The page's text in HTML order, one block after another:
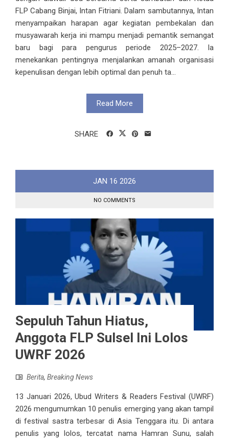
FLP Cabang Binjai, Intan Fitriani. Dalam sambutannya, Intan
menyampaikan harapan agar kegiatan pembekalan dan
musyawarah kerja ini mampu menjadi pemantik semangat
baru bagi para pengurus periode 2025–2027. Ia
menekankan pentingnya menjalankan amanah organisasi
kepenulisan dengan lebih optimal dan penuh ta...
Read More
SHARE
JAN 16 2026
NO COMMENTS
Sepuluh Tahun Hiatus,
Anggota FLP Sulsel Ini Lolos
UWRF 2026
Berita, Breaking News
13 Januari 2026, Ubud Writers & Readers Festival (UWRF)
2026 mengumumkan 10 penulis emerging yang akan tampil
di festival sastra terbesar di Asia Tenggara itu. Di antara
penulis yang lolos, tercatat nama Hamran Sunu, salah